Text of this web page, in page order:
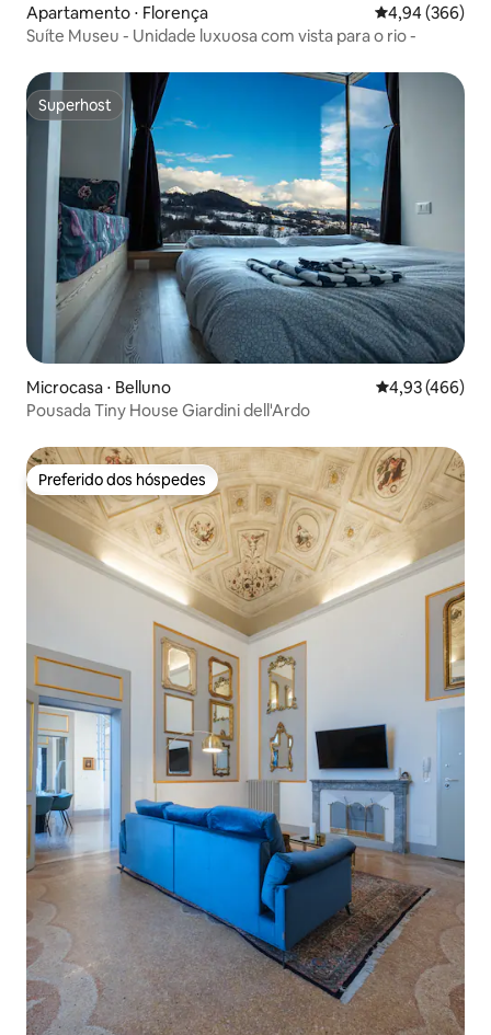
Apartamento ⋅ Florença 4,94 de uma
4,94 (366)
Suíte Museu - Unidade luxuosa com vista para o rio -
Superhost
Superhost
Microcasa ⋅ Belluno 4,93 de uma
4,93 (466)
Pousada Tiny House Giardini dell'Ardo
Preferido dos hóspedes
Preferido dos hóspedes